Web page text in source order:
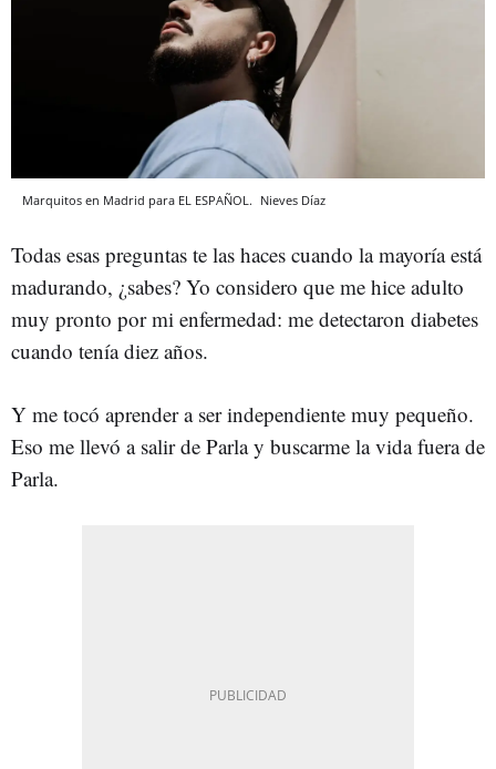
Marquitos en Madrid para EL ESPAÑOL. Nieves Díaz
Todas esas preguntas te las haces cuando la mayoría está
madurando, ¿sabes? Yo considero que me hice adulto
muy pronto por mi enfermedad: me detectaron diabetes
cuando tenía diez años.
Y me tocó aprender a ser independiente muy pequeño.
Eso me llevó a salir de Parla y buscarme la vida fuera de
Parla.